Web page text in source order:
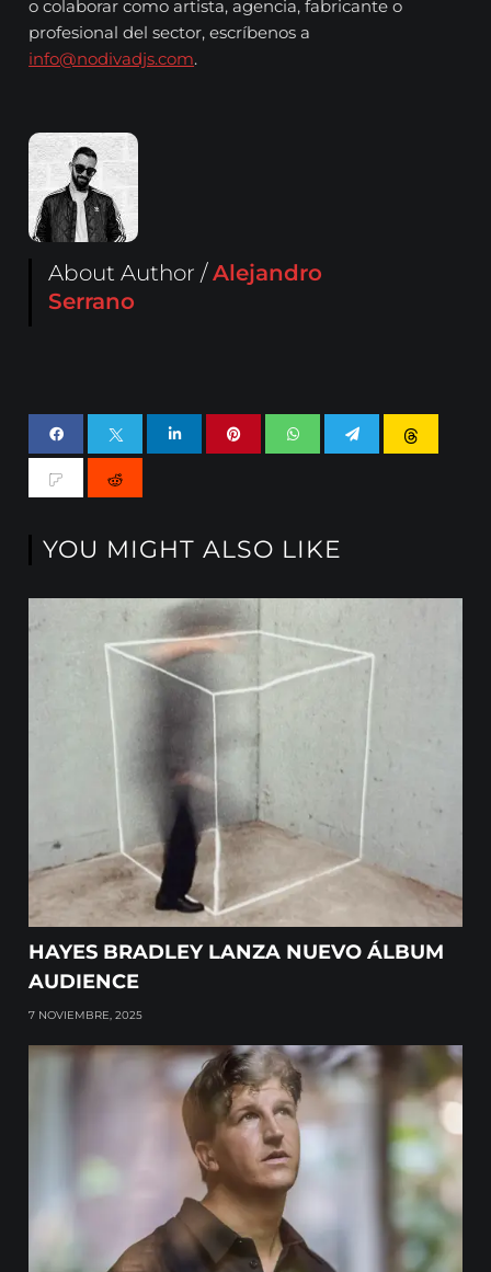
o colaborar como artista, agencia, fabricante o
profesional del sector, escríbenos a
info@nodivadjs.com.
About Author /Alejandro
Serrano
YOU MIGHT ALSO LIKE
HAYES BRADLEY LANZA NUEVO ÁLBUM
AUDIENCE
7 NOVIEMBRE, 2025